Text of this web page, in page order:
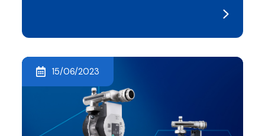
15/06/2023